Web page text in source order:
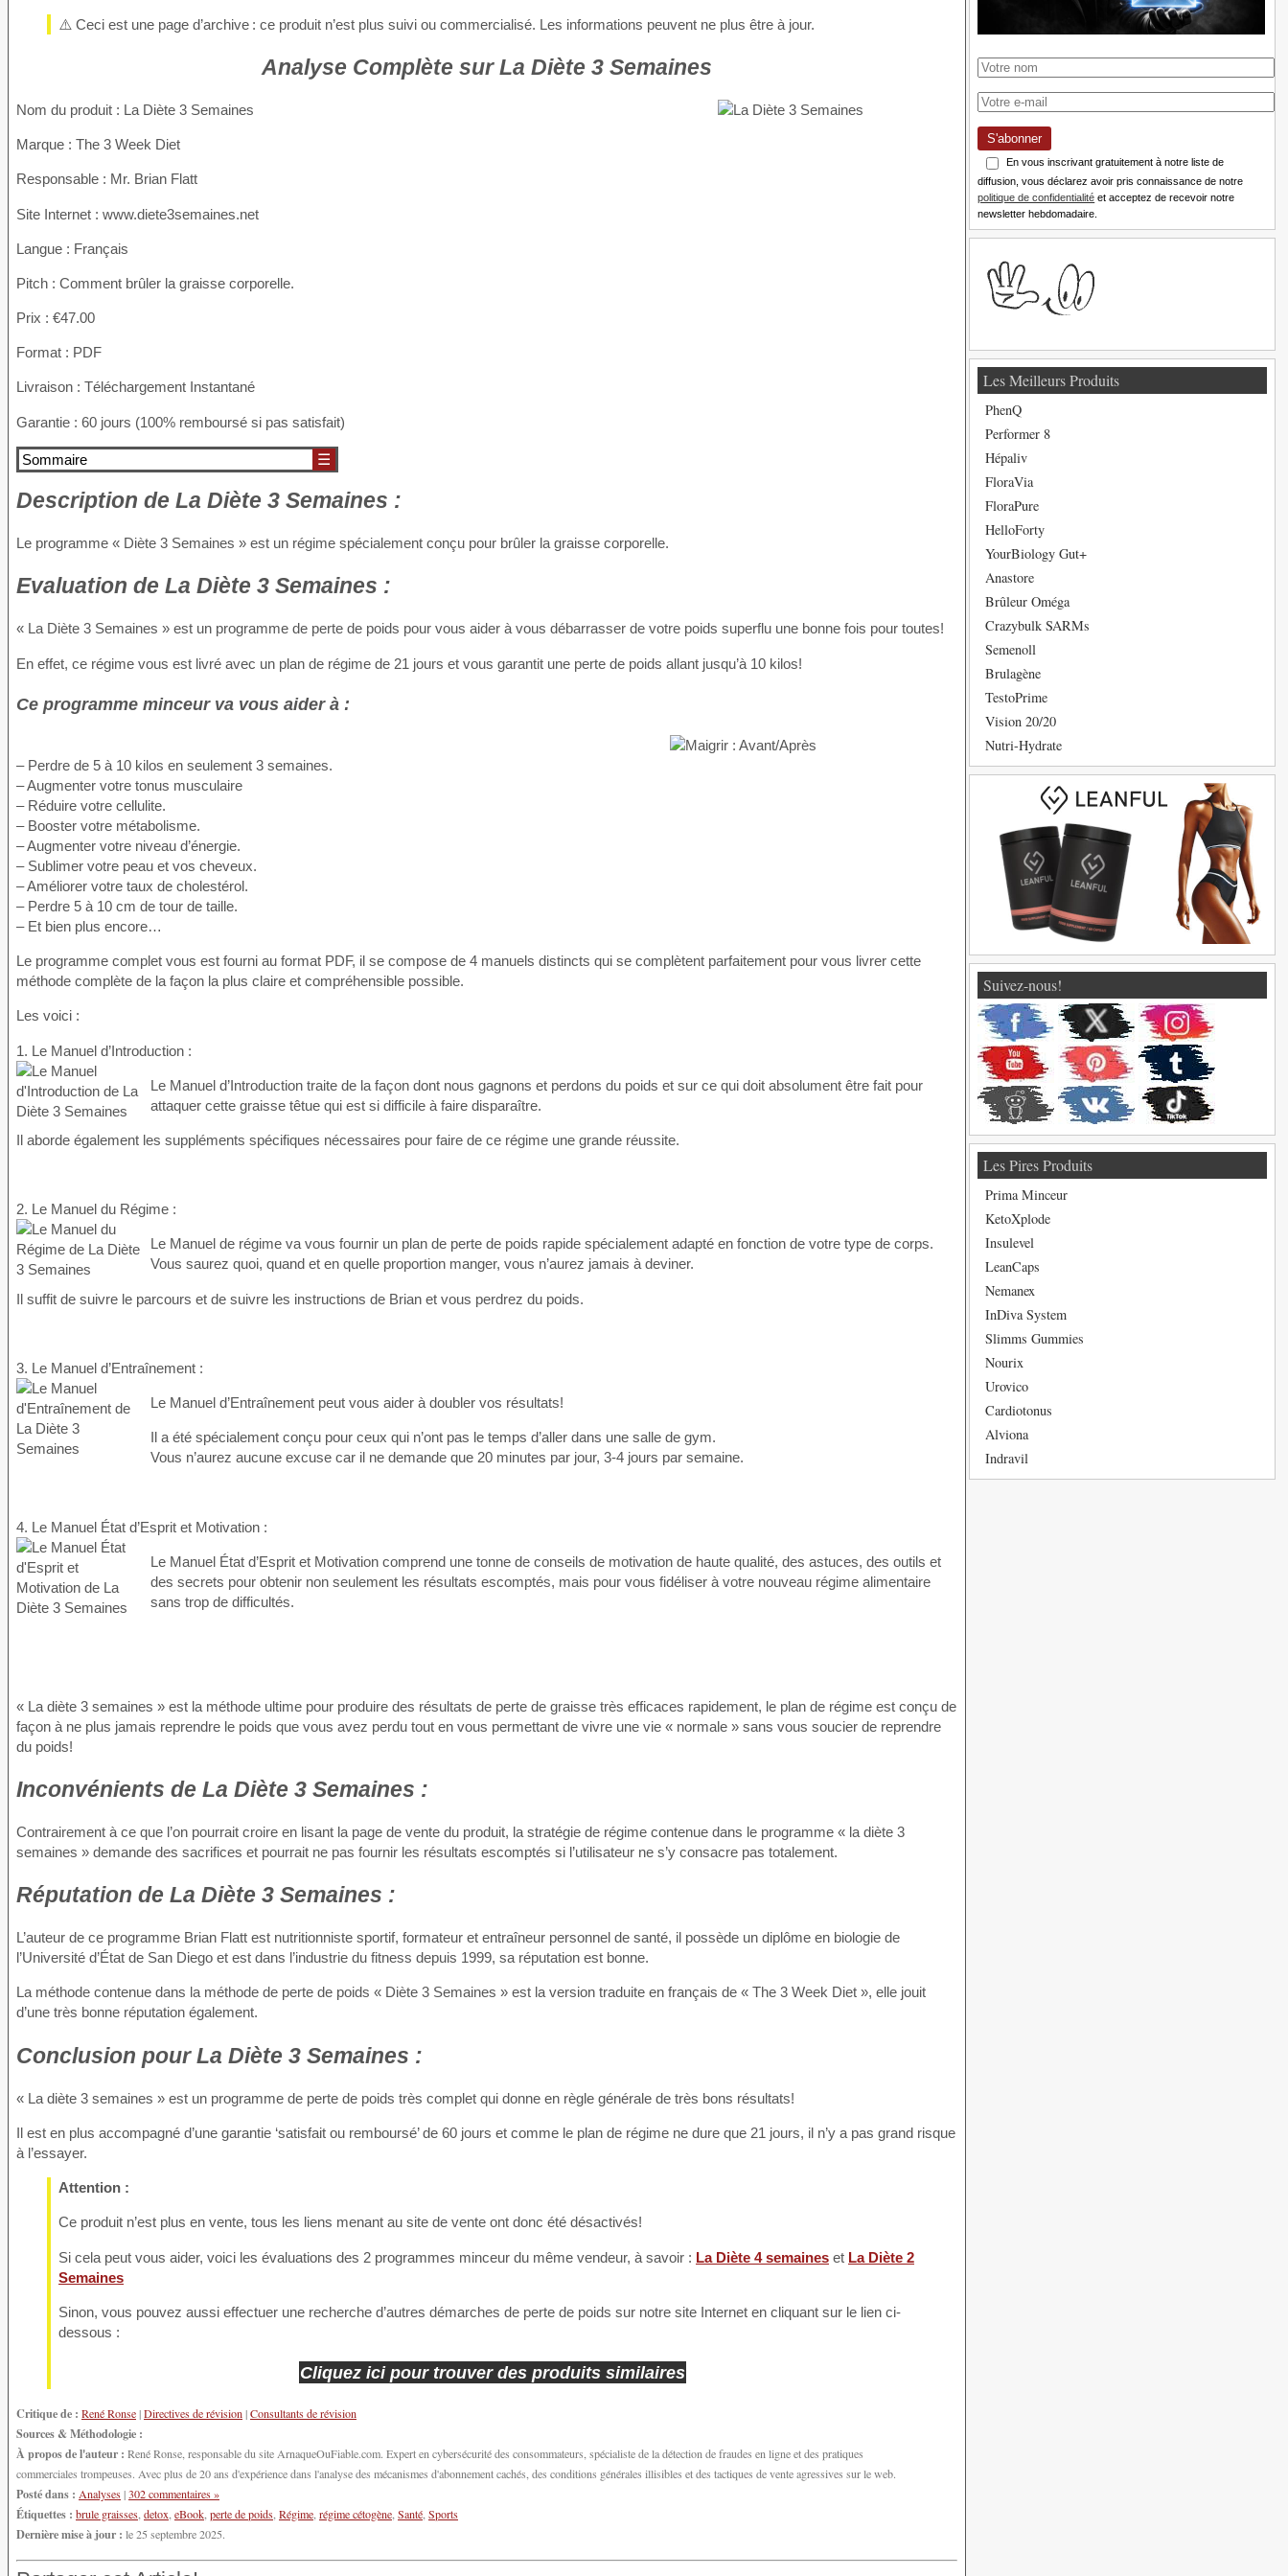
⚠️ Ceci est une page d’archive : ce produit n’est plus suivi ou commercialisé. Les informations peuvent ne plus être à jour.
Analyse Complète sur La Diète 3 Semaines
Nom du produit : La Diète 3 Semaines
Marque : The 3 Week Diet
Responsable : Mr. Brian Flatt
Site Internet : www.diete3semaines.net
Langue : Français
Pitch : Comment brûler la graisse corporelle.
Prix : €47.00
Format : PDF
Livraison : Téléchargement Instantané
Garantie : 60 jours (100% remboursé si pas satisfait)
Sommaire ☰
Description de La Diète 3 Semaines :
Le programme « Diète 3 Semaines » est un régime spécialement conçu pour brûler la graisse corporelle.
Evaluation de La Diète 3 Semaines :
« La Diète 3 Semaines » est un programme de perte de poids pour vous aider à vous débarrasser de votre poids superflu une bonne fois pour toutes!
En effet, ce régime vous est livré avec un plan de régime de 21 jours et vous garantit une perte de poids allant jusqu’à 10 kilos!
Ce programme minceur va vous aider à :
– Perdre de 5 à 10 kilos en seulement 3 semaines.
– Augmenter votre tonus musculaire
– Réduire votre cellulite.
– Booster votre métabolisme.
– Augmenter votre niveau d’énergie.
– Sublimer votre peau et vos cheveux.
– Améliorer votre taux de cholestérol.
– Perdre 5 à 10 cm de tour de taille.
– Et bien plus encore…
Le programme complet vous est fourni au format PDF, il se compose de 4 manuels distincts qui se complètent parfaitement pour vous livrer cette
méthode complète de la façon la plus claire et compréhensible possible.
Les voici :
1. Le Manuel d’Introduction :
Le Manuel d’Introduction traite de la façon dont nous gagnons et perdons du poids et sur ce qui doit absolument être fait pour
attaquer cette graisse têtue qui est si difficile à faire disparaître.
Il aborde également les suppléments spécifiques nécessaires pour faire de ce régime une grande réussite.
2. Le Manuel du Régime :
Le Manuel de régime va vous fournir un plan de perte de poids rapide spécialement adapté en fonction de votre type de corps.
Vous saurez quoi, quand et en quelle proportion manger, vous n’aurez jamais à deviner.
Il suffit de suivre le parcours et de suivre les instructions de Brian et vous perdrez du poids.
3. Le Manuel d’Entraînement :
Le Manuel d’Entraînement peut vous aider à doubler vos résultats!
Il a été spécialement conçu pour ceux qui n’ont pas le temps d’aller dans une salle de gym.
Vous n’aurez aucune excuse car il ne demande que 20 minutes par jour, 3-4 jours par semaine.
4. Le Manuel État d’Esprit et Motivation :
Le Manuel État d’Esprit et Motivation comprend une tonne de conseils de motivation de haute qualité, des astuces, des outils et
des secrets pour obtenir non seulement les résultats escomptés, mais pour vous fidéliser à votre nouveau régime alimentaire
sans trop de difficultés.
« La diète 3 semaines » est la méthode ultime pour produire des résultats de perte de graisse très efficaces rapidement, le plan de régime est conçu de
façon à ne plus jamais reprendre le poids que vous avez perdu tout en vous permettant de vivre une vie « normale » sans vous soucier de reprendre
du poids!
Inconvénients de La Diète 3 Semaines :
Contrairement à ce que l’on pourrait croire en lisant la page de vente du produit, la stratégie de régime contenue dans le programme « la diète 3
semaines » demande des sacrifices et pourrait ne pas fournir les résultats escomptés si l’utilisateur ne s’y consacre pas totalement.
Réputation de La Diète 3 Semaines :
L’auteur de ce programme Brian Flatt est nutritionniste sportif, formateur et entraîneur personnel de santé, il possède un diplôme en biologie de
l’Université d’État de San Diego et est dans l’industrie du fitness depuis 1999, sa réputation est bonne.
La méthode contenue dans la méthode de perte de poids « Diète 3 Semaines » est la version traduite en français de « The 3 Week Diet », elle jouit
d’une très bonne réputation également.
Conclusion pour La Diète 3 Semaines :
« La diète 3 semaines » est un programme de perte de poids très complet qui donne en règle générale de très bons résultats!
Il est en plus accompagné d’une garantie ‘satisfait ou remboursé’ de 60 jours et comme le plan de régime ne dure que 21 jours, il n’y a pas grand risque
à l’essayer.
Attention :
Ce produit n’est plus en vente, tous les liens menant au site de vente ont donc été désactivés!
Si cela peut vous aider, voici les évaluations des 2 programmes minceur du même vendeur, à savoir : La Diète 4 semaines et La Diète 2
Semaines
Sinon, vous pouvez aussi effectuer une recherche d’autres démarches de perte de poids sur notre site Internet en cliquant sur le lien ci-
dessous :
Cliquez ici pour trouver des produits similaires
Critique de : René Ronse|Directives de révision|Consultants de révision
Sources & Méthodologie :
À propos de l'auteur : René Ronse, responsable du site ArnaqueOuFiable.com. Expert en cybersécurité des consommateurs, spécialiste de la détection de fraudes en ligne et des pratiques
commerciales trompeuses. Avec plus de 20 ans d'expérience dans l'analyse des mécanismes d'abonnement cachés, des conditions générales illisibles et des tactiques de vente agressives sur le web.
Posté dans : Analyses|302 commentaires »
Étiquettes : brule graisses detox eBook perte de poids Régime régime cétogène Santé Sports
Dernière mise à jour : le 25 septembre 2025.
S'abonner
En vous inscrivant gratuitement à notre liste de
diffusion, vous déclarez avoir pris connaissance de notre
politique de confidentialité et acceptez de recevoir notre
newsletter hebdomadaire.
Les Meilleurs Produits
PhenQ
Performer 8
Hépaliv
FloraVia
FloraPure
HelloForty
YourBiology Gut+
Anastore
Brûleur Oméga
Crazybulk SARMs
Semenoll
Brulagène
TestoPrime
Vision 20/20
Nutri-Hydrate
Suivez-nous!
Les Pires Produits
Prima Minceur
KetoXplode
Insulevel
LeanCaps
Nemanex
InDiva System
Slimms Gummies
Nourix
Urovico
Cardiotonus
Alviona
Indravil